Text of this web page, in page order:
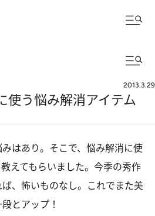
2013.3.29
使う悩み解消アイテム
はあり。そこで、悩み解消に使
えてもらいました。今季の秀作
、怖いものなし。これでまた美
とアップ！